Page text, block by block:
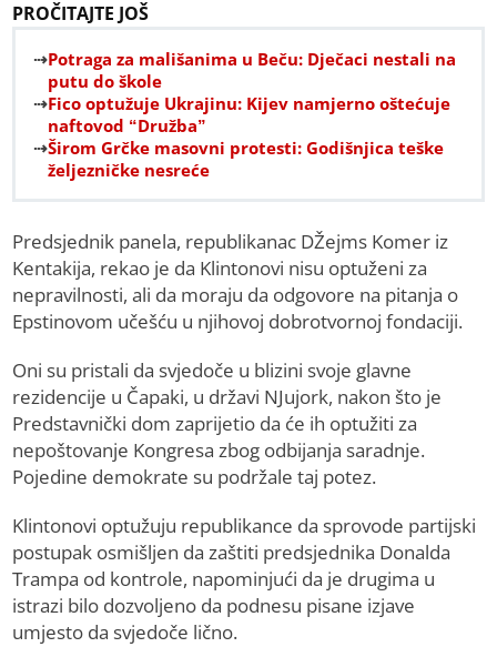
PROČITAJTE JOŠ
Potraga za mališanima u Beču: Dječaci nestali na
putu do škole
Fico optužuje Ukrajinu: Kijev namjerno oštećuje
naftovod “Družba”
Širom Grčke masovni protesti: Godišnjica teške
željezničke nesreće
Predsjednik panela, republikanac DŽejms Komer iz
Kentakija, rekao je da Klintonovi nisu optuženi za
nepravilnosti, ali da moraju da odgovore na pitanja o
Epstinovom učešću u njihovoj dobrotvornoj fondaciji.
Oni su pristali da svjedoče u blizini svoje glavne
rezidencije u Čapaki, u državi NJujork, nakon što je
Predstavnički dom zaprijetio da će ih optužiti za
nepoštovanje Kongresa zbog odbijanja saradnje.
Pojedine demokrate su podržale taj potez.
Klintonovi optužuju republikance da sprovode partijski
postupak osmišljen da zaštiti predsjednika Donalda
Trampa od kontrole, napominjući da je drugima u
istrazi bilo dozvoljeno da podnesu pisane izjave
umjesto da svjedoče lično.